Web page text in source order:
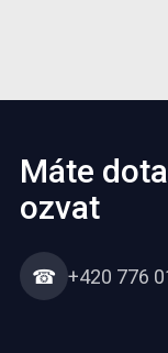
Máte
ozvat
☎ +420 776